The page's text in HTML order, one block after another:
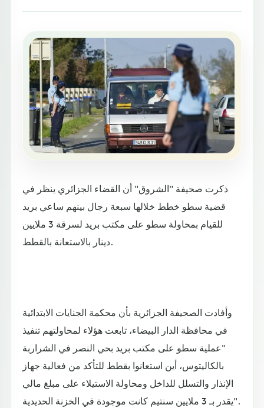
ذكرت صحيفة "الشروق" أن القضاء الجزائري ينظر في
قضية سطو خطط خلالها سبعة رجال بينهم ساعي بريد
للقيام بمحاولة سطو على مكتب بريد لسرقة 3 ملايين
دينار بالاستعانة بالقطط.
وأفادت الصحيفة الجزائرية بأن محكمة الجنايات الابتدائية
في محافظة الدار البيضاء، تابعت هؤلاء لمحاولتهم تنفيذ
"عملية سطو على مكتب بريد بحي النصر في الشراربة
بالكاليتوس، أين استعانوا بقطط للتأكد من فعالية جهاز
الإنذار والتسلل للداخل ومحاولة الاستيلاء على مبلغ مالي
يقدر بـ 3 ملايين سنتيم كانت موجودة في الخزنة الحديدية".